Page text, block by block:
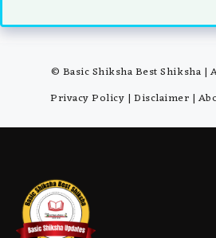
© Basic Shiksha Best Shiksha |
Privacy Policy |Disclaimer |